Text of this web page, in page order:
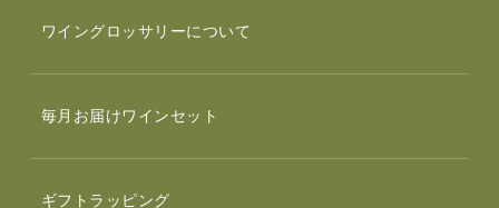
ワイングロッサリーについて
毎月お届けワインセット
ギフトラッピング